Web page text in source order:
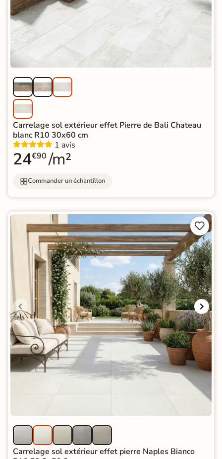
Carrelage sol extérieur effet Pierre de Bali Chateau
blanc R10 30x60 cm
1 avis
24€90 /m²
Commander un échantillon


Carrelage sol extérieur effet pierre Naples Bianco